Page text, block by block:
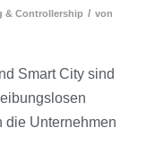
& Controllership / von
Smart City sind
die Unternehmen